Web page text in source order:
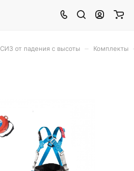
СИЗ от падения с высоты Комплекты